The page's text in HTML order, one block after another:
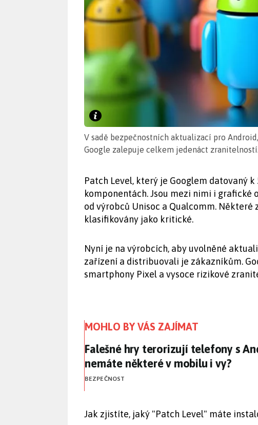
V sadě bezpečnostních aktualizací pro
Google zalepuje celkem jedenáct zranitelností.
Patch Level, který je Googlem datovaný
komponentách. Jsou mezi nimi i grafické
od výrobců Unisoc a Qualcomm.
klasifikovány jako kritické.
Nyní je na výrobcích, aby uvolněné
zařízení a distribuovali je zákazníkům.
smartphony Pixel a vysoce rizikové
MOHLO BY VÁS ZAJÍMAT
Falešné hry terorizují telefony s
Falešné hry terorizují telefony s
nemáte některé v mobilu i vy?
BEZPEČNOST
Jak zjistíte, jaký "Patch Level" máte